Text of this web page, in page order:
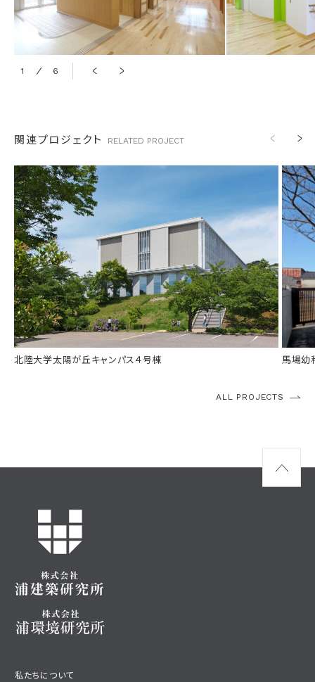
1
6
関連プロジェクト RELATED PROJECT
竣工 2022年 12月
分類 教育施設
所在 金沢市太陽が丘
規模 鉄骨造3階建て
北陸大学太陽が丘キャンパス４号棟
竣工
分類
所在
規模
受賞
馬場幼
ALL PROJECTS
私たちについて